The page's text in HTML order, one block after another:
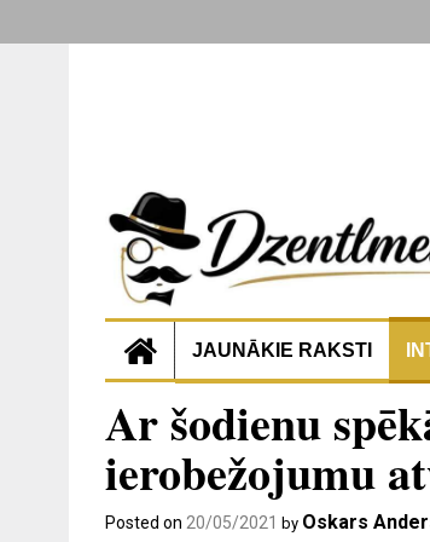
JAUNĀKIE RAKSTI
Ar šodienu
ierobežojumu
Posted on 20/05/2021 by Oskars